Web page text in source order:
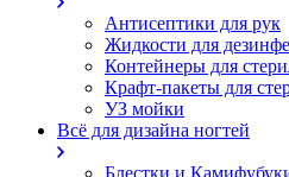
Антисептики для рук
Жидкости для
Контейнеры для
Крафт-пакеты для
УЗ мойки
Всё для дизайна ногтей
Блестки и